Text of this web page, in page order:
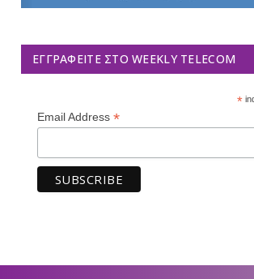
ΕΓΓΡΑΦΕΊΤΕ ΣΤΟ WEEKLY TELECOM
*
Email Address *